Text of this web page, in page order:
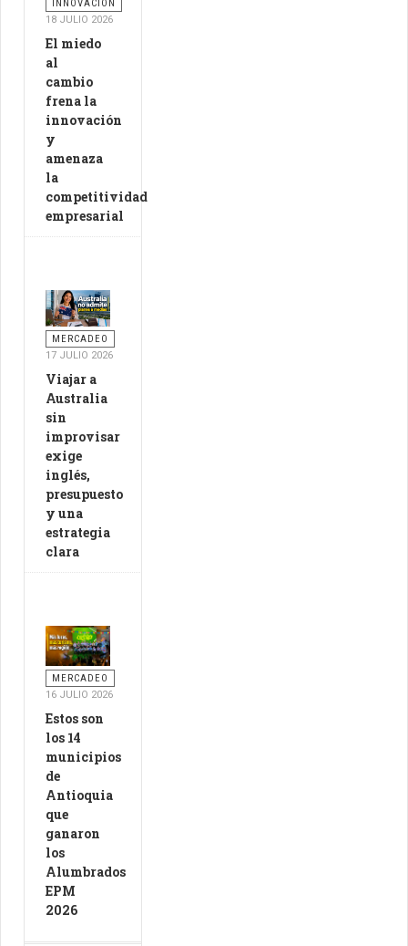
INNOVACIÓN
18 JULIO 2026
El miedo
al
cambio
frena la
innovación
y
amenaza
la
competitividad
empresarial
MERCADEO
17 JULIO 2026
Viajar a
Australia
sin
improvisar
exige
inglés,
presupuesto
y una
estrategia
clara
MERCADEO
16 JULIO 2026
Estos son
los 14
municipios
de
Antioquia
que
ganaron
los
Alumbrados
EPM
2026